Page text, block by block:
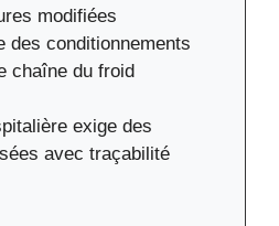
modifiées
des conditionnements
chaîne du froid
exige des
avec traçabilité